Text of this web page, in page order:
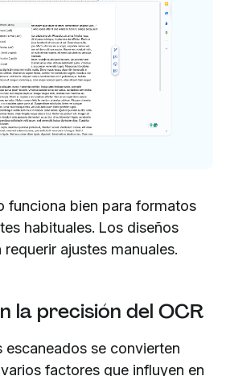
funciona bien para formatos
habituales. Los diseños
ajustes manuales.
la precisión del OCR
escaneados se convierten
factores que influyen en